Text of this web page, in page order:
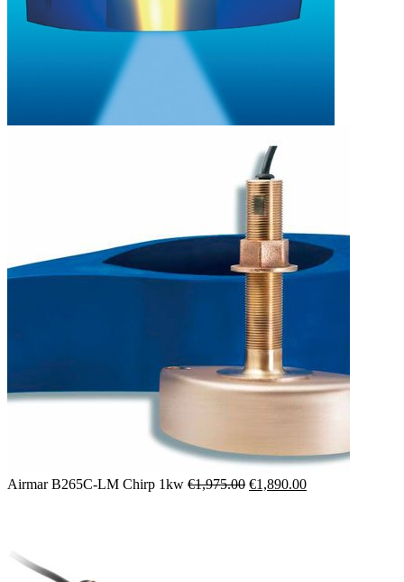
Airmar B265C-LM Chirp 1kw €1,975.00 Il
€1,890.00Il